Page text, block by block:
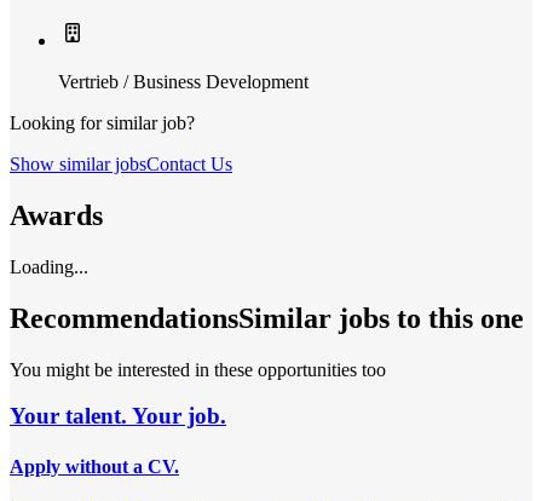
Vertrieb / Business Development
Looking for similar job?
Show similar jobsContact Us
Awards
Loading...
RecommendationsSimilar jobs to this one
You might be interested in these opportunities too
Your talent. Your job.
Apply without a CV.